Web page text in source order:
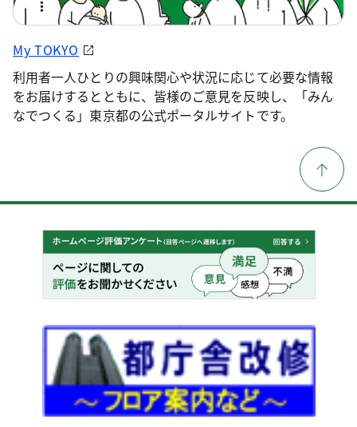
My TOKYO
利用者一人ひとりの興味関心や状況に応じて必要な情報
をお届けするとともに、皆様のご意見を反映し、「みん
なでつくる」東京都の公式ポータルサイトです。